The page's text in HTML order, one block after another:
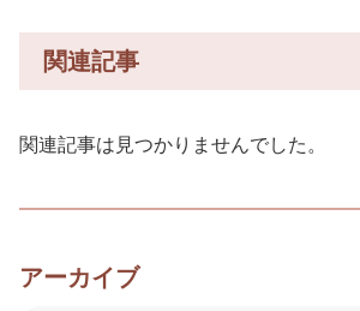
関連記事
関連記事は見つかりませんでした。
アーカイブ